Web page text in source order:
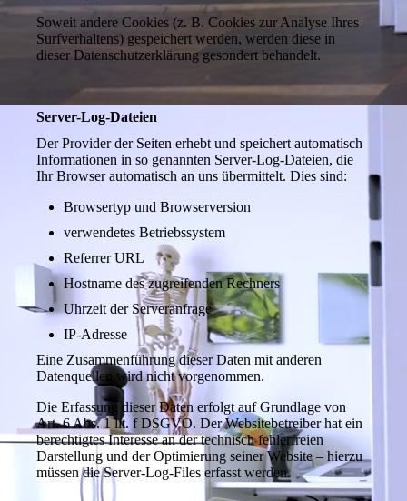
Soweit andere Cookies (z. B. Cookies zur Analyse Ihres
Surfverhaltens) gespeichert werden, werden diese in
dieser Datenschutzerklärung gesondert behandelt.
Server-Log-Dateien
Der Provider der Seiten erhebt und speichert automatisch
Informationen in so genannten Server-Log-Dateien, die
Ihr Browser automatisch an uns übermittelt. Dies sind:
Browsertyp und Browserversion
verwendetes Betriebssystem
Referrer URL
Hostname des zugreifenden Rechners
Uhrzeit der Serveranfrage
IP-Adresse
Eine Zusammenführung dieser Daten mit anderen
Datenquellen wird nicht vorgenommen.
Die Erfassung dieser Daten erfolgt auf Grundlage von
Art. 6 Abs. 1 lit. f DSGVO. Der Websitebetreiber hat ein
berechtigtes Interesse an der technisch fehlerfreien
Darstellung und der Optimierung seiner Website – hierzu
müssen die Server-Log-Files erfasst werden.